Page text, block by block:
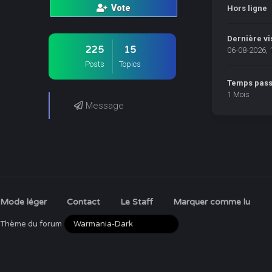
Vote
225
Posts
15
Topics
Message
Hors ligne
Dernière
06-08-2026,
Temps
1 Mois
Mode léger Contact Le Staff Marquer comme lu
Thème du forum